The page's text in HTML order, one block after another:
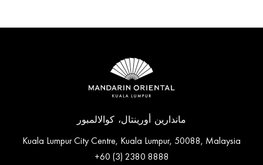
ماندارين أورينتال، كوالالمبور
Kuala Lumpur City Centre, Kuala Lumpur, 50088, Malaysia
+60 (3) 2380 8888